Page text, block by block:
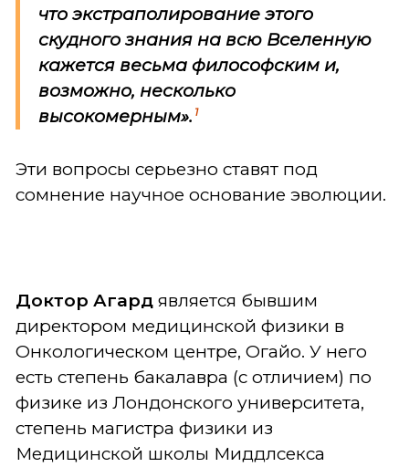
что экстраполирование этого
скудного знания на всю Вселенную
кажется весьма философским и,
возможно, несколько
высокомерным». 1
Эти вопросы серьезно ставят под
сомнение научное основание эволюции.
Доктор Агард является бывшим
директором медицинской физики в
Онкологическом центре, Огайо. У него
есть степень бакалавра (с отличием) по
физике из Лондонского университета,
степень магистра физики из
Медицинской школы Миддлсекса